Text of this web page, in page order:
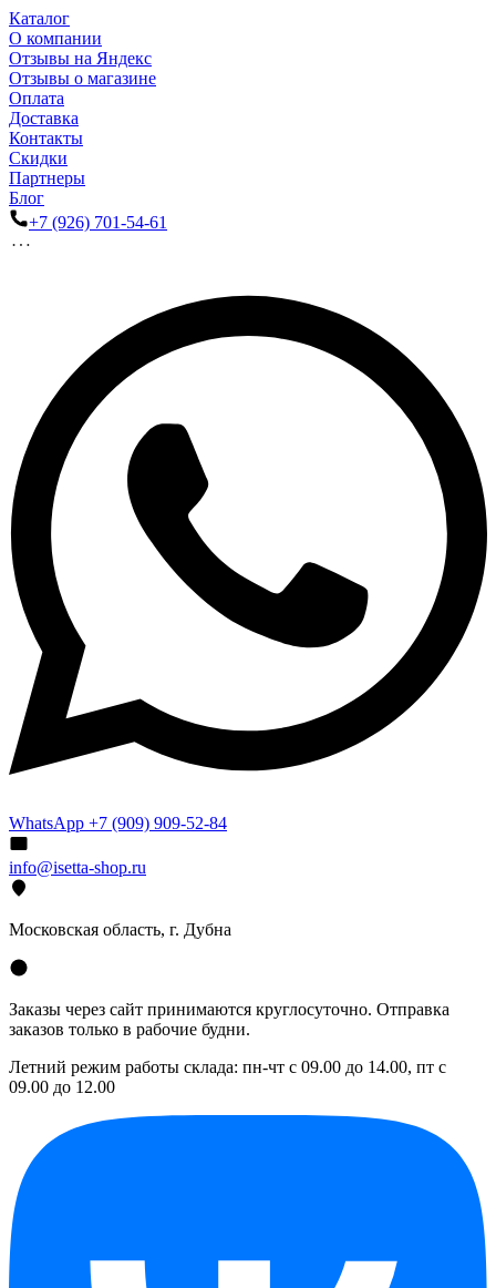
Каталог
О компании
Отзывы на Яндекс
Отзывы о магазине
Оплата
Доставка
Контакты
Скидки
Партнеры
Блог
+7 (926) 701-54-61
WhatsApp +7 (909) 909-52-84
info@isetta-shop.ru
Московская область, г. Дубна
Заказы через сайт принимаются круглосуточно. Отправка
заказов только в рабочие будни.
Летний режим работы склада: пн-чт с 09.00 до 14.00, пт с
09.00 до 12.00